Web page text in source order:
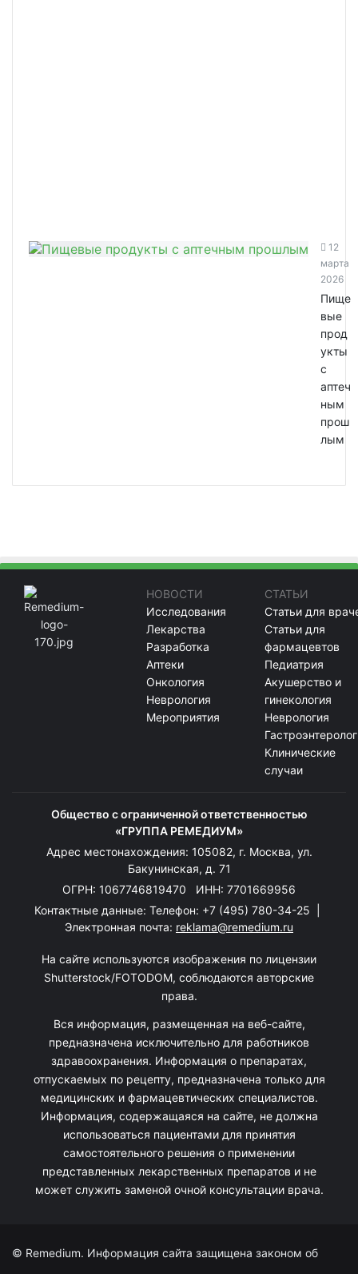
12
марта
2026
Пище
вые
прод
укты
с
аптеч
ным
прош
лым
НОВОСТИ
Исследования
Лекарства
Разработка
Аптеки
Онкология
Неврология
Мероприятия
СТАТЬИ
Статьи для
Статьи для
фармацевтов
Педиатрия
Акушерство и
гинекология
Неврология
Клинические
случаи
Общество с ограниченной ответственностью
«ГРУППА РЕМЕДИУМ»
Адрес местонахождения: 105082, г. Москва, ул.
Бакунинская, д. 71
ОГРН: 1067746819470 ИНН: 7701669956
Контактные данные: Телефон: +7 (495) 780-34-25
Электронная почта: reklama@remedium.ru
На сайте используются изображения по лицензии
Shutterstock/FOTODOM, соблюдаются авторские
права.
Вся информация, размещенная на веб-сайте,
предназначена исключительно для работников
здравоохранения. Информация о препаратах,
отпускаемых по рецепту, предназначена только для
медицинских и фармацевтических специалистов.
Информация, содержащаяся на сайте, не должна
использоваться пациентами для принятия
самостоятельного решения о применении
представленных лекарственных препаратов и не
может служить заменой очной консультации врача.
© Remedium. Информация сайта защищена законом об